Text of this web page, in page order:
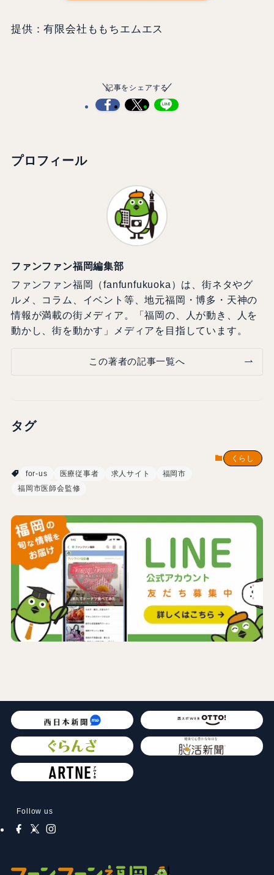
提供：有限会社ももちエムエス
記事をシェアする
プロフィール
ファンファン福岡編集部
ファンファン福岡（fanfunfukuoka）は、街ネタやグ
ルメ、コラム、イベント等、地元福岡・博多・天神の
情報が満載の街メディア。「福岡の、人が動き、人を
動かし、街を動かす」メディアを目指しています。
この著者の記事一覧へ
タグ
くらし
for-us
医療従事者 求人サイト
福岡市
福岡市医師会監修
Follow us